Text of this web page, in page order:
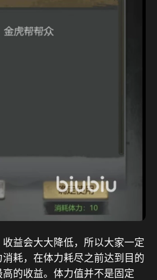
益会大大降低，所以大家一定
耗，在体力耗尽之前达到目的
的收益。体力值并不是固定